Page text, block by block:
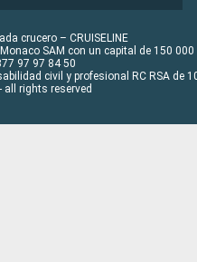
crucero – CRUISELINE
SAM con un capital de 150 000
97 97 84 50
civil y profesional RC RSA de
all rights reserved